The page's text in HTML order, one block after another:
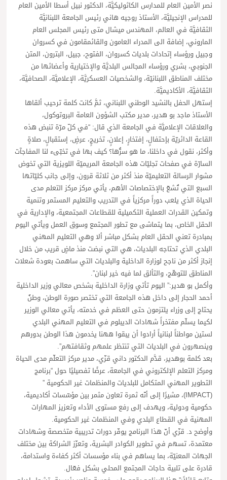
نصر الأمين العام للمدارس الكاثوليكيَّة، الدكتور نبيل أسطا الأمين العام
للمدراس الإنجيليَّة، الأستاذ روجيه هاني رئيس الجامعة اللبنانيَّة
الثقافيَّة في العالم، المهندس ميشال متى رئيس المجلس العام
الماروني، إضافة الى المدراء العامون والقائمقامون في كسروان
وجبيل ورؤساء إتحادات بلديات كسروان، الفتوح، جبيل، البترون، المتن
الجنوبي، بشري ورؤساء المجالس البلديَّة والإختيارية وأعضائها من
مختلف المناطق اللبنانيّة، والشخصيات العسكريَّة، الإعلاميَّة، الصحافيَّة،
الثقافيَّة، الأكاديميَّة.
إستهل الحفل بالنشيد الوطني اللبناني، ثمَّ كانت كلمة ترحيب ألقاها
الأستاذ ماجد بو هدير، مدير مكتب الشؤون العامة البروتوكول،
والعلاقات الإعلاميَّة في الجامعة الذي قال: “في كلّ مرّة تنبض هذه
القاعة الدائريّة بإحتفالٍ، إفتخارٍ، إعلانٍ، تخريجٍ، عرضٍ، إستقبالٍ، صلاةٍ
وأكثر، نقول في داخلنا، ما هو سرُّها؟ كيف بها في تخبّىء لنا المفاجآت
السارّة في صفحات تجليّات هذه الجامعة المريميّة اللويزية التي تخوض
مشوار الرسالة التعليميّة منذ أكثر من ثلاثة قرون، وإلى جانب كليّاتها
السبع التي تُشعّ بالإختصاصات الأهم، يأتي مركز مركز التعلم مدى
الحياة الذي يلعب دوراً مركزياً في التدريب والتعليم المستمر وتنمية
وتمكين القدرات العملية التكميلية للقطاعات المجتمعية، والإدارية في
الحقل الخاص، بما يتماشى مع تطور المجتمع وسوق العمل ويأتي اليوم
بمبادرة تعني الحقل العام بشكل مباشر ألا وهي التعليم المهني
البلدي الذي تحتاجه البلديات، هي التي نبضت منذ ماضٍ قريب من خلال
إنجاز أكثر من ناجح لوزارة الداخلية والبلديات التي ساهمت بعودة شعلات
المناطق للتوهّج، والتألق لما فيه خير لبنان”.
وأكمل بو هدير:” اليوم تأتي وزارة الداخلية بشخص معالي وزير الداخلية
أحمد الحجار إلى داخل هذه الجامعة التي تختصر صورة الوطن، وطنٌ
يحتاج إلى وزراء يلتزمون حتى العظم في خدمته، يأتي معالي الوزير
لكيما يسلّم مفتخراً شهادات الديبلوم في التعليم المهني البلدي
لستين مواطناً لبنانياً أرادوا أن يبقوا ههنا يخدمون هذا الوطن بدورهم
وينصهرون في البلديات التي تنتظر علمهم وثقافتهم”.
بعد كلمة بوهدير، قدَّم الدكتور داني قزّي، مدير مركز التعلّم مدى الحياة
ومركز التعلم الإلكتروني في الجامعة، عرضًا تفصيليًا حول “برنامج
التطوير المهني المتكامل للبلديات والمنظمات غير الحكومية ”
(IMPACT)، مشيرًا إلى أنّه ثمرة تعاون مثمر بين مؤسّسات أكاديمية،
حكومية ودولية، ويهدف إلى رفع مستوى الأداء وتعزيز المهارات
المهنية في القطاع البلدي وفي المنظمات غير الحكومية.
وأوضح د. قزّي أنّ هذا البرنامج يوفّر دورات تدريبية متخصصة وشهادات
معتمدة، تسهم في تطوير الكوادر البشرية، وتعزّز الشراكة بين مختلف
الجهات المعنيّة، بما يساهم في بناء مؤسسات أكثر كفاءة واستدامة،
قادرة على تلبية حاجات المجتمع المحلي بشكل فعّال.